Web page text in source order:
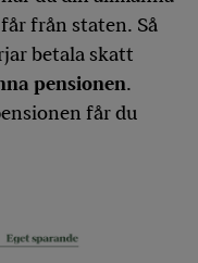
från staten. Så
betala skatt
pensionen.
får du